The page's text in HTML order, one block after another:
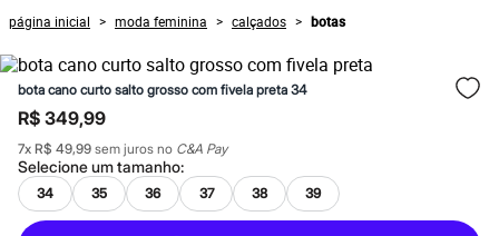
Masculino
Infantil
Calçados
Plus Size
2 calçados por R$189
2 peças por R$199
3 lingeries por R$99
3 itens de beleza por R$129
Até 20% off
Até 40% off
Até 60% off
página inicial > moda feminina > calçados > botas
bota cano curto salto grosso com fivela preta 34
R$ 349,99
7x R$ 49,99 sem juros no C&A Pay
Selecione umtamanho:
34 35 36 37 38 39